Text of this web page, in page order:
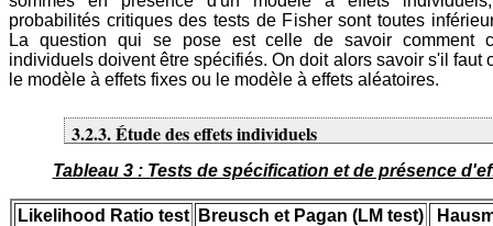
probabilités critiques des tests de Fisher sont toutes
La question qui se pose est celle de savoir comment
individuels doivent être spécifiés. On doit alors savoir s'il faut
le modèle à effets fixes ou le modèle à effets aléatoires.
3.2.3. Étude des effets individuels
Tableau 3 : Tests de spécification et de présence
Likelihood Ratio test Breusch et Pagan (LM test)